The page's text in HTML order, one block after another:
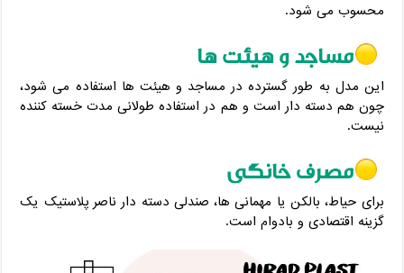
محسوب می شود.
مساجد و هیئت‌ ها
این مدل به ‌طور گسترده در مساجد و هیئت ‌ها استفاده می‌ شود،
چون هم دسته‌ دار است و هم در استفاده طولانی‌ مدت خسته‌ کننده
نیست.
مصرف خانگی
برای حیاط، بالکن یا مهمانی‌ ها، صندلی دسته دار ناصر پلاستیک یک
گزینه اقتصادی و بادوام است.